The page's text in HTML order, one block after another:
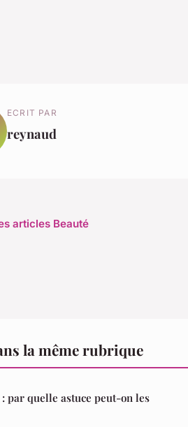
ECRIT PAR
reynaud
articles Beauté
la même rubrique
par quelle astuce peut-on les